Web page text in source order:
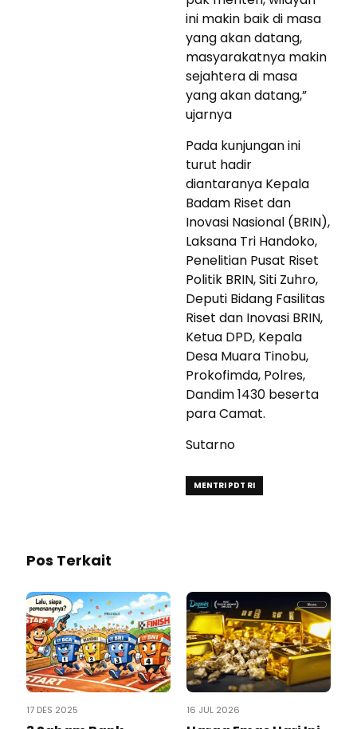
ini makin baik di masa
yang akan datang,
masyarakatnya makin
sejahtera di masa
yang akan datang,”
ujarnya
Pada kunjungan ini
turut hadir
diantaranya Kepala
Badam Riset dan
Inovasi Nasional (BRIN),
Laksana Tri Handoko,
Penelitian Pusat Riset
Politik BRIN, Siti Zuhro,
Deputi Bidang Fasilitas
Riset dan Inovasi BRIN,
Ketua DPD, Kepala
Desa Muara Tinobu,
Prokofimda, Polres,
Dandim 1430 beserta
para Camat.
Sutarno
MENTRI PDT RI
Pos Terkait
17 DES 2025 16 JUL 2026